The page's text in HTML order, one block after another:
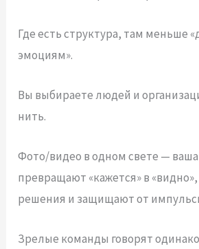
Где есть структура, там меньше
эмоциям».
Вы выбираете людей и
нить.
Фото/видео в одном свете — ваша
превращают «кажется» в
решения и защищают от
Зрелые команды говорят